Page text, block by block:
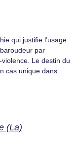
qui justifie l’usage
par
Le destin du
cas unique dans
(La)